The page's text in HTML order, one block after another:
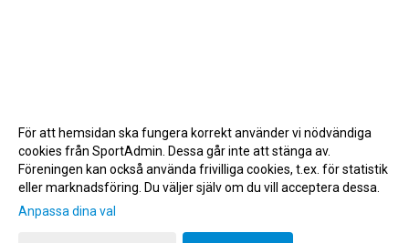
Gå till Webbversion
För att hemsidan ska fungera korrekt använder vi nödvändiga
cookies från SportAdmin. Dessa går inte att stänga av.
Föreningen kan också använda frivilliga cookies, t.ex. för statistik
eller marknadsföring. Du väljer själv om du vill acceptera dessa.
Anpassa dina val